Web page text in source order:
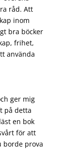
råd. Att
inom
bra böcker
frihet,
använda
ger mig
på detta
en bok
för att
borde prova